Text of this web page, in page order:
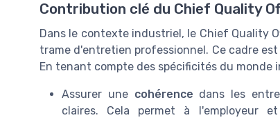
Contribution clé du Chief Quality
Dans le contexte industriel, le Chief Quality
trame d'entretien professionnel. Ce cadre
En tenant compte des spécificités du monde
Assurer une cohérence dans les
claires. Cela permet à l'employeur